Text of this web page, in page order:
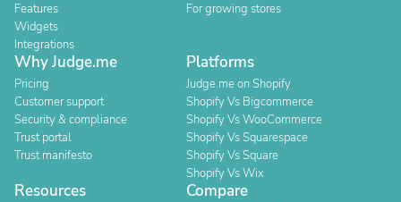
Features
Widgets
Integrations
For growing stores
Why Judge.me
Pricing
Customer support
Security & compliance
Trust portal
Trust manifesto
Platforms
Judge.me on Shopify
Shopify Vs Bigcommerce
Shopify Vs WooCommerce
Shopify Vs Squarespace
Shopify Vs Square
Shopify Vs Wix
Resources Compare